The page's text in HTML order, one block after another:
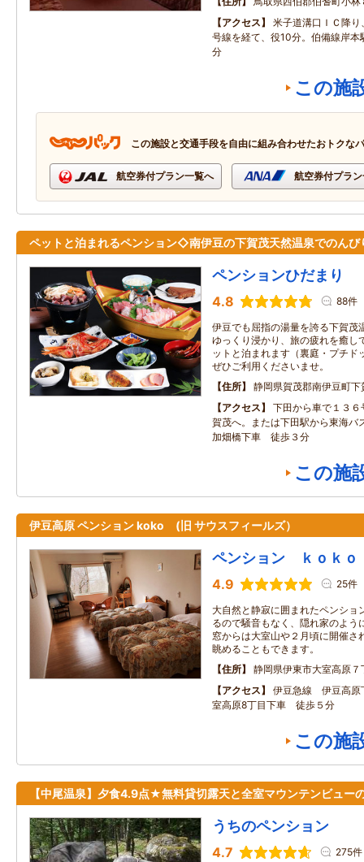
アクセス
米子道溝口ＩＣ降
号線を経て、役10分。伯備線岸本
分
この施
この施設と交通手段を自由に組み合わせたおトクな
航空券付プラン一覧へ 航空券付プラ
ペットと泊まれるペンション◇南伊豆の下賀茂天然温泉でのんび
ペンションひだまり
4.8 88件
伊豆でも屈指の湯量を誇る下賀茂
ゆっくり浸かり、旅の疲れを癒し
ットと泊まれます（裏庭・プチド
ぜひご利用くださいませ。
住所
静岡県賀茂郡南伊豆町下
アクセス
下田から車で１３
賀茂へ。または下田駅から東海
加畑橋下車 徒歩３分
この施
伊豆高原 ペンション koko (旧 サウスフィールズ）
ペンション ｋｏｋｏ
4.9 25件
大自然と静寂に囲まれたペンショ
るので騒音もなく、隠れ家のよう
窓からは大室山や２月頃に開催さ
眺めることもできます。
住所
静岡県伊東市大室高原７
アクセス
伊豆急線 伊豆高
室高原8丁目下車 徒歩５分
この施
【中尾温泉】夕食4.9点★無料貸切露天と全室マウンテンビュー
うちのペンション
4.7 275件